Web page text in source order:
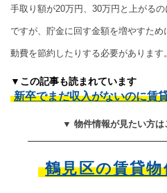
手取り額が20万円、30万円と上がる
ですが、貯金に回す金額を増やすた
動費を節約したりする必要があります。
▼この記事も読まれています
新卒でまだ収入がないのに賃
▼ 物件情報が見たい方
鶴見区の賃貸